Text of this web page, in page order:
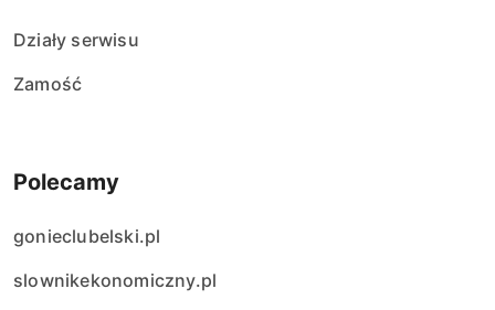
Działy serwisu
Zamość
Polecamy
gonieclubelski.pl
slownikekonomiczny.pl